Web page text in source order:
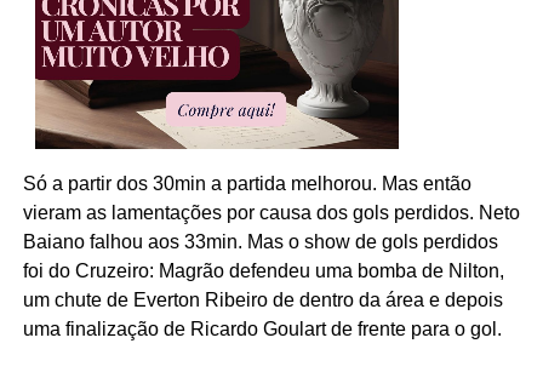
Só a partir dos 30min a partida melhorou. Mas então
vieram as lamentações por causa dos gols perdidos. Neto
Baiano falhou aos 33min. Mas o show de gols perdidos
foi do Cruzeiro: Magrão defendeu uma bomba de Nilton,
um chute de Everton Ribeiro de dentro da área e depois
uma finalização de Ricardo Goulart de frente para o gol.